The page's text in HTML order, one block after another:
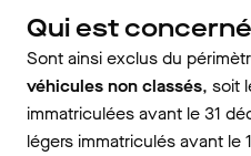
Qui est
Sont ainsi exclus du
véhicules non classés, soit
immatriculées avant le 31
légers immatriculés avant le 1